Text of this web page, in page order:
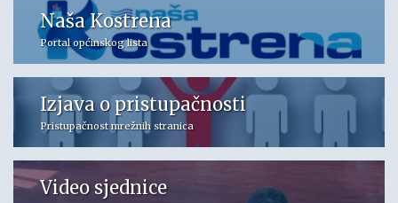
Naša Kostrena
Portal općinskog lista
Izjava o pristupačnosti
Pristupačnost mrežnih stranica
Video sjednice